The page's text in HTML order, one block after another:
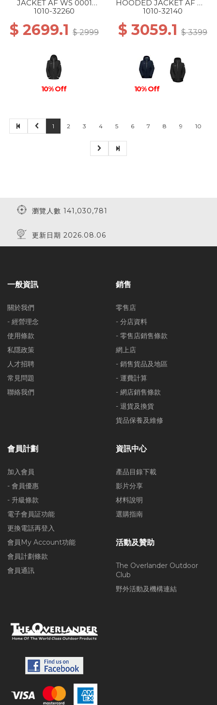
JACKET AF WS 0001
BLACK
1010-32260
$ 2699.1 $ 2999
10% Off
HOODED JACKET AF WS
50642 MARINE-SILVER
1010-32140
$ 3059.1 $ 3399
10% Off
1 2 3 4 5 6 7 8 9 10
瀏覽人數 141,030,781
更新日期 2026.08.06
一般資訊
關於我們
- 經營理念
使用條款
私隱政策
人才招聘
常見問題
聯絡我們
銷售
零售店
- 分店資料
- 零售店銷售條款
網上店
- 銷售貨品及地區
- 運費計算
- 網店銷售條款
- 退貨及換貨
貨品保養及維修
會員計劃
加入會員
- 會員優惠
- 升級條款
電子會員証功能
更換電話再登入
會員My Account功能
會員計劃條款
會員通訊
資訊中心
產品目錄下載
影片分享
材料說明
選購指南
活動及贊助
The Overlander Outdoor
Club
野外活動及機構連結